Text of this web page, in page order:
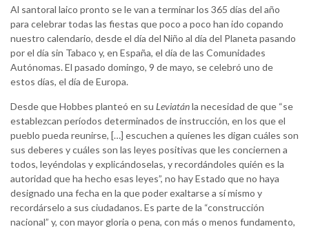
Al santoral laico pronto se le van a terminar los 365 días del año
para celebrar todas las fiestas que poco a poco han ido copando
nuestro calendario, desde el día del Niño al día del Planeta pasando
por el día sin Tabaco y, en España, el día de las Comunidades
Autónomas. El pasado domingo, 9 de mayo, se celebró uno de
estos días, el día de Europa.
Desde que Hobbes planteó en su Leviatánla necesidad de que “se
establezcan períodos determinados de instrucción, en los que el
pueblo pueda reunirse, […] escuchen a quienes les digan cuáles son
sus deberes y cuáles son las leyes positivas que les conciernen a
todos, leyéndolas y explicándoselas, y recordándoles quién es la
autoridad que ha hecho esas leyes”, no hay Estado que no haya
designado una fecha en la que poder exaltarse a sí mismo y
recordárselo a sus ciudadanos. Es parte de la “construcción
nacional” y, con mayor gloria o pena, con más o menos fundamento,